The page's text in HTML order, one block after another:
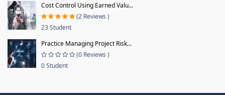
Cost Control Using Earned Valu...
(2 Reviews )
23 Student
Practice Managing Project Risk...
(0 Reviews )
0 Student